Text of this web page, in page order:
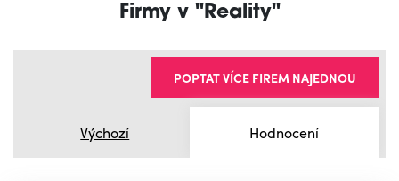
Firmy v "Reality"
Výchozí Hodnocení
POPTAT VÍCE FIREM NAJEDNOU